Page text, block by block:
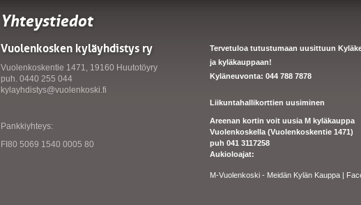
Yhteystiedot
Vuolenkosken kyläyhdistys ry
Vuolenkoskentie 1471, 19160 Huutotöyry
puh. 0440 255 044
kylayhdistys@vuolenkoski.fi
Pankkiyhteys:
FI80 5069 1540 0005 80
Tervetuloa tutustumaan uusittuun
ja kyläkauppaan!
Kyläneuvonta: 044 788 7878
Liikuntahallikorttien uusiminen
Areenan kortin voit uusia M kyläkauppa
Vuolenkoskella (Vuolenkoskentie 1471)
puh 041 3117258
Aukioloajat:
M-Vuolenkoski - Meidän Kylän Kauppa |